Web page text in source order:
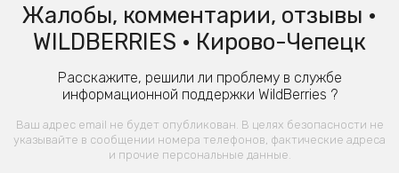
Жалобы, комментарии, отзывы •
WILDBERRIES • Кирово-Чепецк
Расскажите, решили ли проблему в службе
информационной поддержки WildBerries ?
Ваш адрес email не будет опубликован. В целях безопасности не
указывайте в сообщении номера телефонов, фактические адреса
и прочие персональные данные.